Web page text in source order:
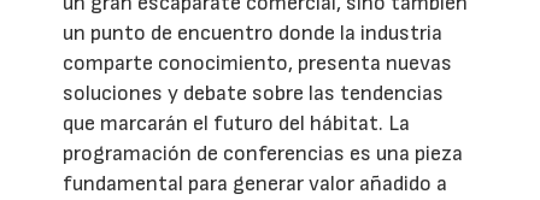
un punto de encuentro donde la industria
comparte conocimiento, presenta nuevas
soluciones y debate sobre las tendencias
que marcarán el futuro del hábitat. La
programación de conferencias es una pieza
fundamental para generar valor añadido a